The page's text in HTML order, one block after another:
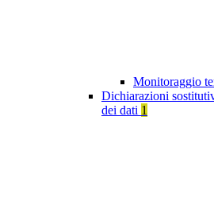
Monitoraggio
Dichiarazioni
dei dati 1